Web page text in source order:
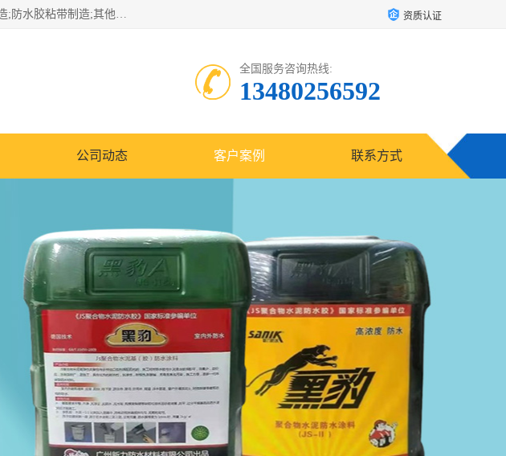
经营范围包括防水嵌缝密封条（带）制造;合成橡胶制造（监控化学品、危险化学品除外）;沥青混合物制造;防水胶粘带制造;其他合成材料制造（监控化学品、危险化学品除外）;涂料制造（监控化学品、危险化学品除外）;建筑结构防水补漏;防水建筑材料制造;粘合剂制造（监控化学品、危险化学品除外）;涂料零售;广州新力防水材料有限公司具有1处分支机构。 资质认证
全国服务咨询热线:
13480256592
公司动态 客户案例 联系方式